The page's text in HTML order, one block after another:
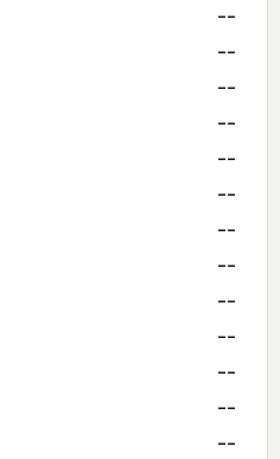
--
--
--
--
--
--
--
--
--
--
--
--
--